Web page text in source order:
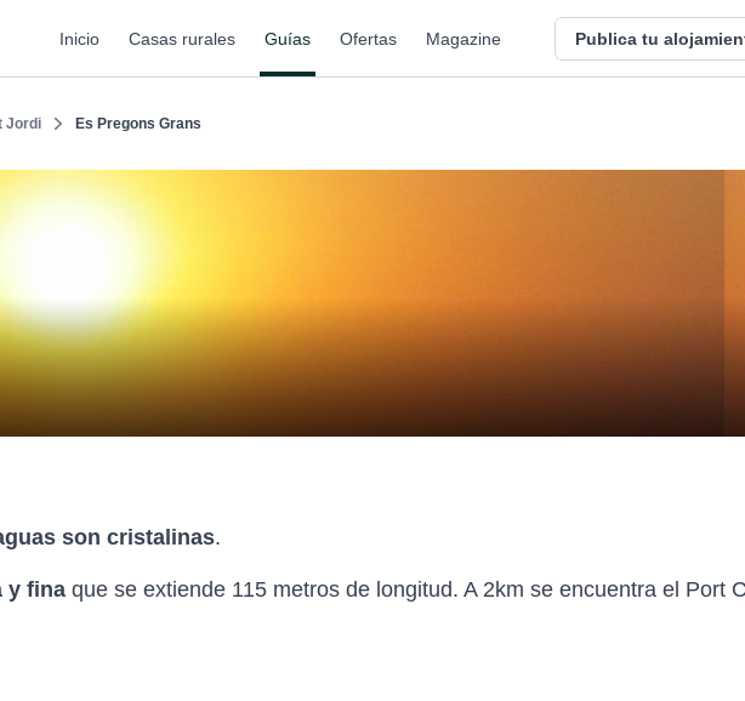
Inicio Casas rurales Guías Ofertas Magazine Publica tu
Jordi Es Pregons Grans
son cristalinas.
y fina que se extiende 115 metros de longitud. A 2km se encuentra el Port